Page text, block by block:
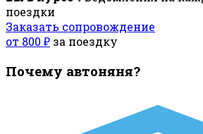
поездки
Заказать сопровождение
от 800 ₽ за поездку
Почему автоняня?